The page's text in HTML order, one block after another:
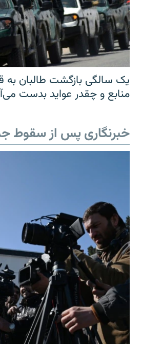
یک سالگی بازگشت طالبان به
منابع و چقدر عواید بدست
خبرنگاری پس از سقوط